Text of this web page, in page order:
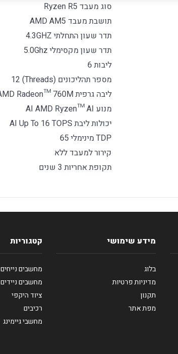
סוג מעבד Ryzen R5
תושבת מעבד AMD AM5
תדר שעון התחלתי 4.3GHZ
תדר שעון מקסימלי 5.0Ghz
ליבות 6
מספר תהליכונים (Threads) 12
ליבה גרפית AMD Radeon™ 760M
מנוע AI AMD Ryzen™ AI
יכולות ליבת AI Up To 16 TOPS
TDP מינימלי 65
קירור למעבד ללא
תקופת אחריות 3 שנים
מידע שימושי
בלוג
מדיניות פרטיות
תקנון
מפת אתר
קטגוריות
מחשבים נייחים
מחשבים ניידים
ציוד היקפי
רכיבים
מחשבי גיימינג